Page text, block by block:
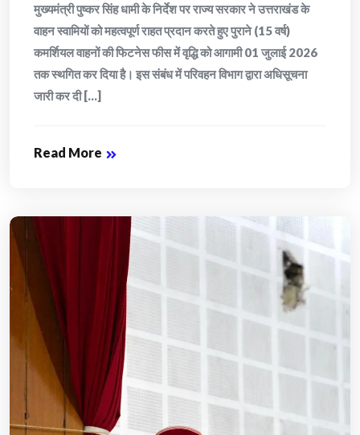
मुख्यमंत्री पुष्कर सिंह धामी के निर्देश पर राज्य सरकार ने उत्तराखंड के
वाहन स्वामियों को महत्वपूर्ण राहत प्रदान करते हुए पुराने (15 वर्ष)
कमर्शियल वाहनों की फिटनेस फीस में वृद्धि को आगामी 01 जुलाई 2026
तक स्थगित कर दिया है। इस संबंध में परिवहन विभाग द्वारा अधिसूचना
जारी कर दी [...]
Read More